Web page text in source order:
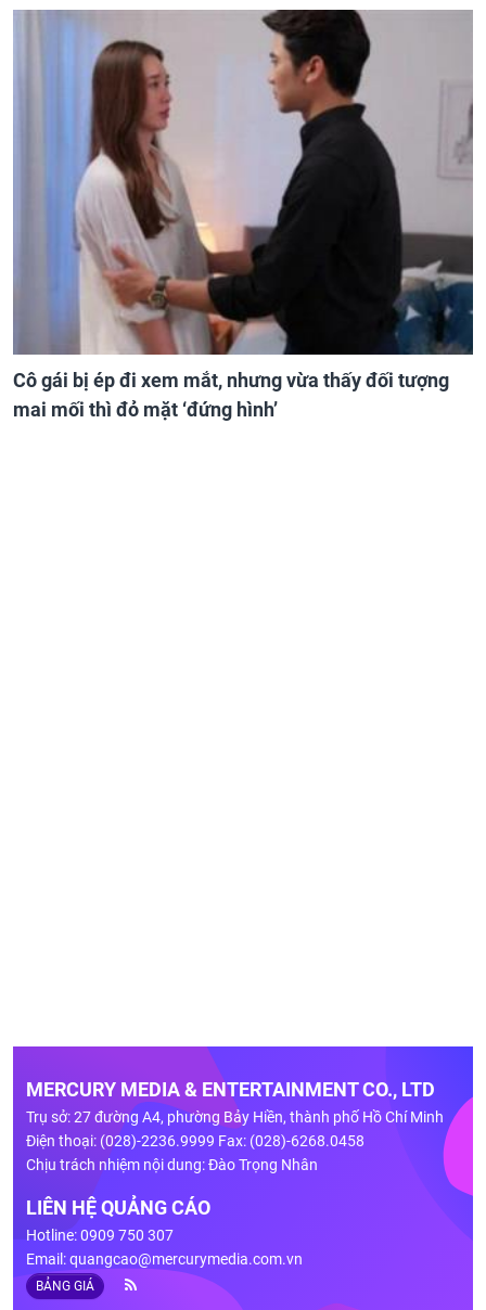
Cô gái bị ép đi xem mắt, nhưng vừa thấy đối tượng
mai mối thì đỏ mặt ‘đứng hình’
MERCURY MEDIA & ENTERTAINMENT CO., LTD
Trụ sở: 27 đường A4, phường Bảy Hiền, thành phố Hồ Chí Minh
Điện thoại: (028)-2236.9999 Fax: (028)-6268.0458
Chịu trách nhiệm nội dung: Đào Trọng Nhân
LIÊN HỆ QUẢNG CÁO
Hotline: 0909 750 307
Email:quangcao@mercurymedia.com.vn
BẢNG GIÁ